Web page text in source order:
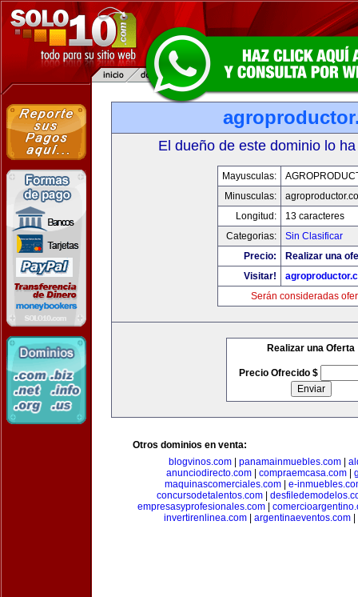
El dueño de este dominio lo
Mayusculas:
Minusculas:
Longitud:
13 caracteres
Categorias:
Sin Clasificar
Precio:
Realizar una
Visitar!
Serán consideradas
Realizar una Oferta
Precio Ofrecido $
Otros dominios en venta:
blogvinos.com| panamainmuebles.com|
anunciodirecto.com| compraemcasa.com|
maquinascomerciales.com
e-
concursodetalentos.com|
empresasyprofesionales.com|
invertirenlinea.com| argentinaeventos.com|